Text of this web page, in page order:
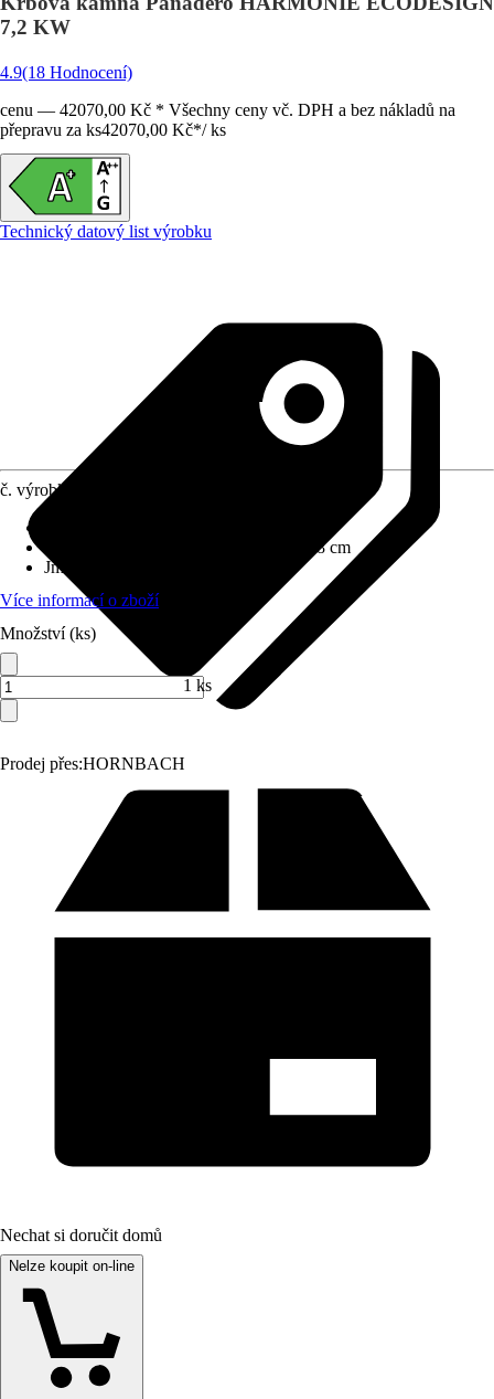
7,2 KW
4.9(18 Hodnocení)
cenu — 42070,00 Kč * Všechny ceny vč. DPH a bez nákladů na
přepravu za ks42070,00 Kč*/ ks
Technický datový list výrobku
Prodej přes:HORNBACH
č. výrobku
80 cm x 89 cm x 48 cm
Jmenovitý tepelný výkon
Více informací o zboží
Množství (ks)
1 ks
Nechat si doručit domů
Nelze koupit on-line